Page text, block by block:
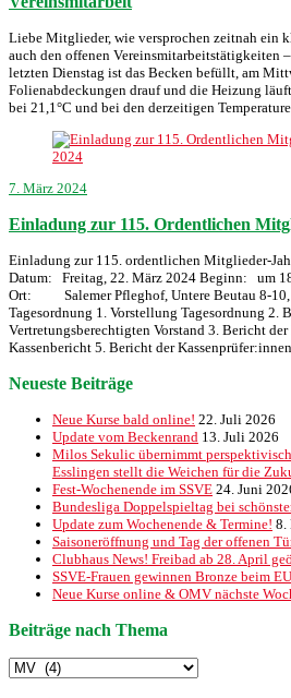
Liebe Mitglieder, wie versprochen zeitnah ein
auch den offenen Vereinsmitarbeitstätigkeiten
letzten Dienstag ist das Becken befüllt, am
Folienabdeckungen drauf und die Heizung
bei 21,1°C und bei den derzeitigen
7. März 2024
Einladung zur 115. Ordentlichen
Einladung zur 115. ordentlichen Mitglieder-
Datum: Freitag, 22. März 2024 Beginn: um
Ort: Salemer Pfleghof, Untere Beutau 8-10,
Tagesordnung 1. Vorstellung Tagesordnung 2.
Vertretungsberechtigten Vorstand 3. Bericht der
Kassenbericht 5. Bericht der
Neueste Beiträge
Neue Kurse bald online! 22. Juli 2026
Update vom Beckenrand 13. Juli 2026
Milos Sekulic übernimmt
Esslingen stellt die Weichen für die
Fest-Wochenende im SSVE 24. Juni
Bundesliga Doppelspieltag bei
Update zum Wochenende & Termine! 8.
Saisoneröffnung und Tag der offenen
Clubhaus News! Freibad ab 28. April
SSVE-Frauen gewinnen Bronze beim
Neue Kurse online & OMV nächste
Beiträge nach Thema
Beiträge
nach